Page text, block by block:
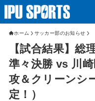
ホーム サッカー部のお知らせ
【試合結果】総
準々決勝 vs 川
攻＆クリーンシ
定！）